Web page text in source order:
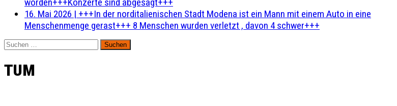
16. Mai 2026 | +++In der norditalienischen Stadt Modena ist ein Mann mit einem Auto in eine
Menschenmenge gerast+++ 8 Menschen wurden verletzt , davon 4 schwer+++
Suchen
nach:
TUM